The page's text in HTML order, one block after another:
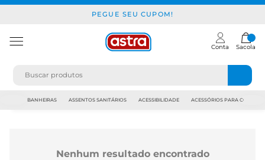
PEGUE SEU CUPOM!
Conta Sacola
BANHEIRAS ASSENTOS SANITÁRIOS ACESSIBILIDADE ACESSÓRIOS PARA
Nenhum resultado encontrado